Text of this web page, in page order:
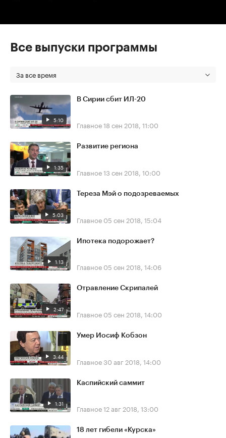
Все выпуски программы
За все время
5:10
В Сирии сбит ИЛ-20
Главное18 сен 2018, 11:00
1:35
Развитие региона
Главное13 сен 2018, 10:00
5:03
Тереза Мэй о подозреваемых
Главное 05 сен 2018, 15:04
1:13
Ипотека подорожает?
Главное 05 сен 2018, 14:06
2:47
Отравление Скрипалей
Главное 05 сен 2018, 14:00
3:44
Умер Иосиф Кобзон
Главное30 авг 2018, 14:00
1:31
Каспийский саммит
Главное12 авг 2018, 13:00
18 лет гибели «Курска»